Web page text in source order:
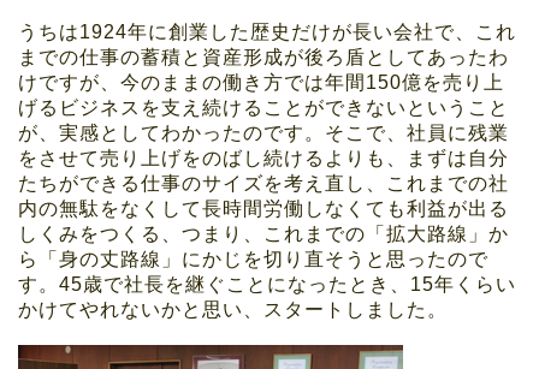
うちは1924年に創業した歴史だけが長い会社で、これ
までの仕事の蓄積と資産形成が後ろ盾としてあったわ
けですが、今のままの働き方では年間150億を売り上
げるビジネスを支え続けることができないということ
が、実感としてわかったのです。そこで、社員に残業
をさせて売り上げをのばし続けるよりも、まずは自分
たちができる仕事のサイズを考え直し、これまでの社
内の無駄をなくして長時間労働しなくても利益が出る
しくみをつくる、つまり、これまでの「拡大路線」か
ら「身の丈路線」にかじを切り直そうと思ったので
す。45歳で社長を継ぐことになったとき、15年くらい
かけてやれないかと思い、スタートしました。